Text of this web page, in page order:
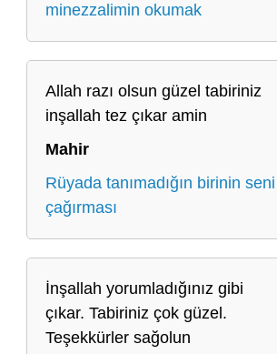
minezzalimin okumak
Allah razı olsun güzel tabiriniz
inşallah tez çıkar amin
Mahir
Rüyada tanımadığın birinin seni
çağırması
İnşallah yorumladığınız gibi
çıkar. Tabiriniz çok güzel.
Teşekkürler sağolun